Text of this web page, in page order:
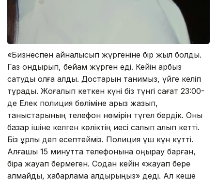
«Бизнеспен айналысып жүргеніне бір жыл болды.
Газ қондырып, бейқам жүрген еді. Кейін қарбыз
сатуды қолға алды. Достарын танимыз, үйге келіп
тұрады. Жоғалып кеткен күні біз түнгі сағат 23:00-
де Елек полиция бөліміне арыз жазып,
таныстарының телефон нөмірін түгел бердік. Оны
базар ішіне келген көліктің иесі салып алып кетті.
Біз ұрлық деп есептейміз. Полиция үш күн күтті.
Алғашқы 15 минутта телефонына қоңырау барған,
бірақ жауап бермеген. Содан кейін «жауап бере
алмайды, хабарлама қалдырыңыз» деді. Ал кеше